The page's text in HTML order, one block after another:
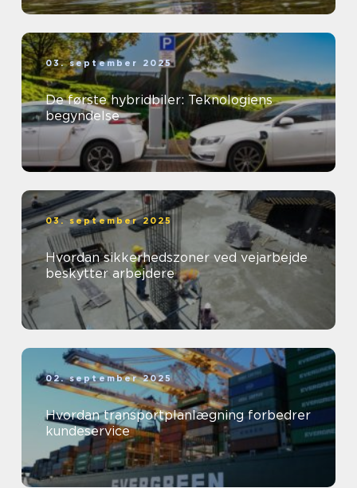
03. september 2025
De første hybridbiler: Teknologiens
begyndelse
03. september 2025
Hvordan sikkerhedszoner ved vejarbejde
beskytter arbejdere
02. september 2025
Hvordan transportplanlægning forbedrer
kundeservice